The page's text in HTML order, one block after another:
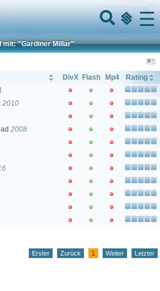
Menu
mit: "Gardiner Millar"
DivX Flash Mp4
Rating
2010
2008
Erster Zurück 1 Weiter Letzter